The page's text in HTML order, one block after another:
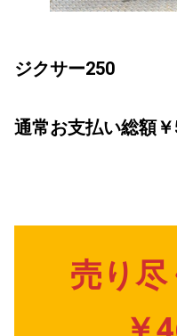
ジクサー250
通常お支払い総額
売り尽